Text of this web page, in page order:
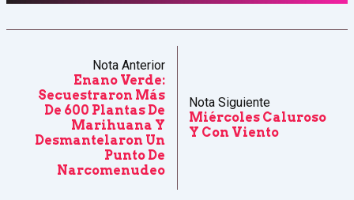
Nota Anterior
Enano Verde:
Secuestraron Más
De 600 Plantas De
Marihuana Y
Desmantelaron Un
Punto De
Narcomenudeo
Nota Siguiente
Miércoles Caluroso
Y Con Viento